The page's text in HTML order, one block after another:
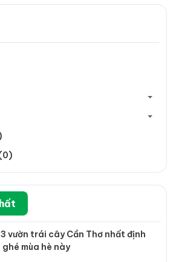
vườn trái cây Cần Thơ nhất định
ghé mùa hè này